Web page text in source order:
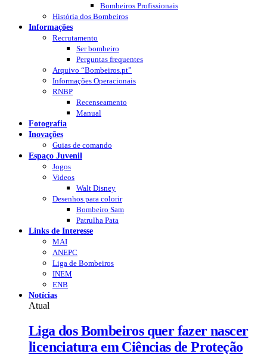
Bombeiros Profissionais
História dos Bombeiros
Informações
Recrutamento
Ser bombeiro
Perguntas frequentes
Arquivo “Bombeiros.pt”
Informações Operacionais
RNBP
Recenseamento
Manual
Fotografia
Inovações
Guias de comando
Espaço Juvenil
Jogos
Videos
Walt Disney
Desenhos para colorir
Bombeiro Sam
Patrulha Pata
Links de Interesse
MAI
ANEPC
Liga de Bombeiros
INEM
ENB
Notícias
Atual
Liga dos Bombeiros quer fazer nascer
licenciatura em Ciências de Proteção